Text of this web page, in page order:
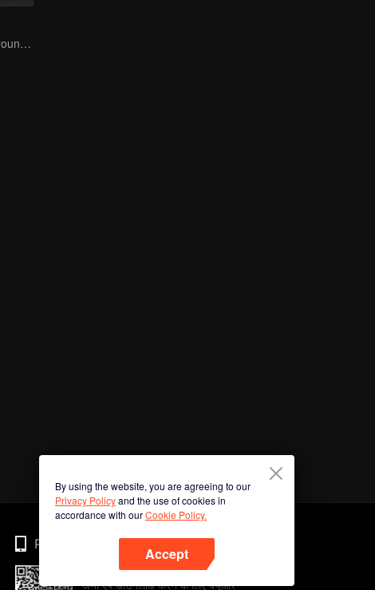
Danger Lurks Around You
By using the website, you are agreeing to our
Privacy Policyand the use of cookies in
accordance with ourCookie Policy.
Accept
Phone
अभी ऐप डाउनलोड करने के लिए क्यूआर